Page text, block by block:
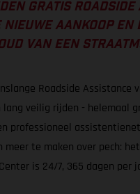
GRATIS ROADSIDE
AANKOOP EN
VAN EEN
Roadside Assistance
lang veilig rijden - helemaal
professioneel
meer te maken over pech: het
is 24/7, 365 dagen per